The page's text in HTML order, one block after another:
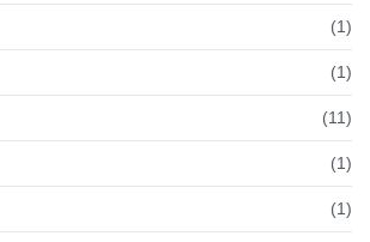
(1)
(1)
(11)
(1)
(1)